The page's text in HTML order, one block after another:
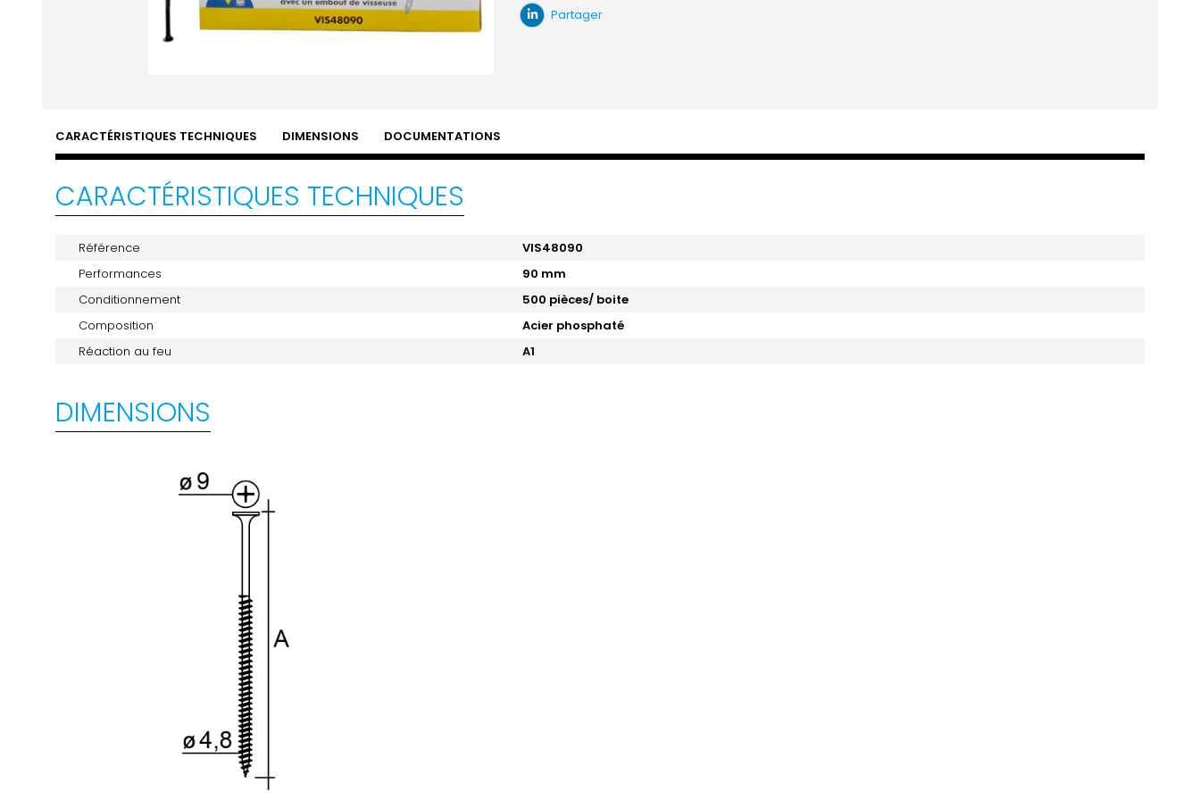
Partager
CARACTÉRISTIQUES TECHNIQUES DIMENSIONS DOCUMENTATIONS
CARACTÉRISTIQUES TECHNIQUES
Référence
VIS48090
Performances
90 mm
Conditionnement
500 pièces/ boite
Composition
Acier phosphaté
Réaction au feu
A1
DIMENSIONS